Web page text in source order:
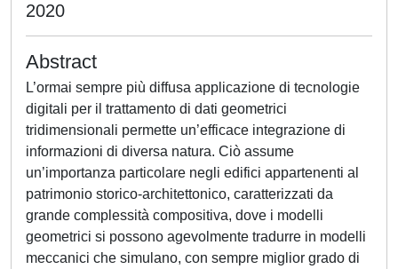
2020
Abstract
L’ormai sempre più diffusa applicazione di tecnologie
digitali per il trattamento di dati geometrici
tridimensionali permette un’efficace integrazione di
informazioni di diversa natura. Ciò assume
un’importanza particolare negli edifici appartenenti al
patrimonio storico-architettonico, caratterizzati da
grande complessità compositiva, dove i modelli
geometrici si possono agevolmente tradurre in modelli
meccanici che simulano, con sempre miglior grado di